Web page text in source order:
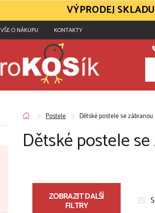
VŠE O NÁKUPU KONTAKTY
Postele Dětské postele se zábranou
Dětské postele
ZOBRAZIT DALŠÍ
FILTRY
VÝPRODEJ